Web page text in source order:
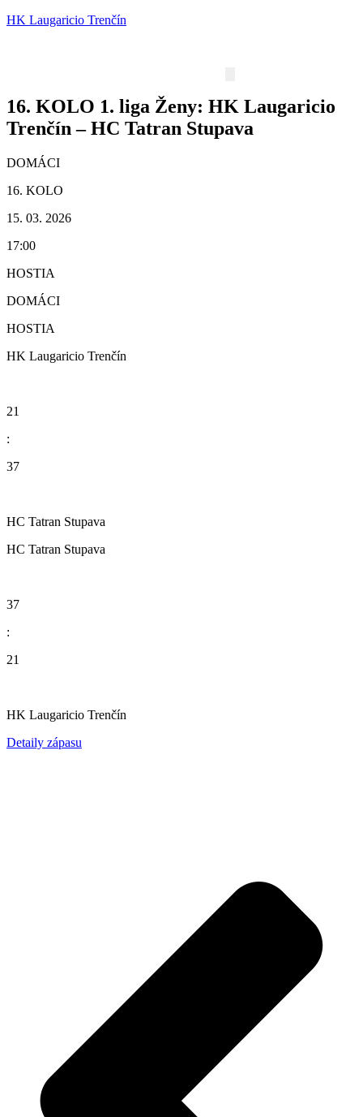
HK Laugaricio Trenčín
16. KOLO 1. liga Ženy: HK Laugaricio
Trenčín – HC Tatran Stupava
DOMÁCI
16. KOLO
15. 03. 2026
17:00
HOSTIA
DOMÁCI
HOSTIA
HK Laugaricio Trenčín
21
:
37
HC Tatran Stupava
HC Tatran Stupava
37
:
21
HK Laugaricio Trenčín
Detaily zápasu